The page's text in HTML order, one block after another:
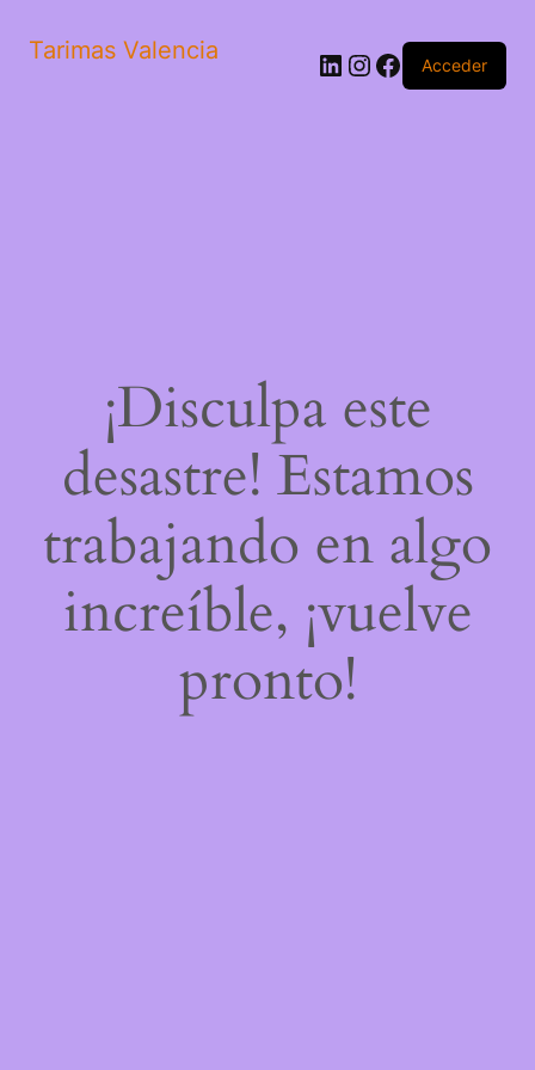
Tarimas Valencia LinkedIn
Instagram
Facebook
Acceder
¡Disculpa este
desastre! Estamos
trabajando en algo
increíble, ¡vuelve
pronto!